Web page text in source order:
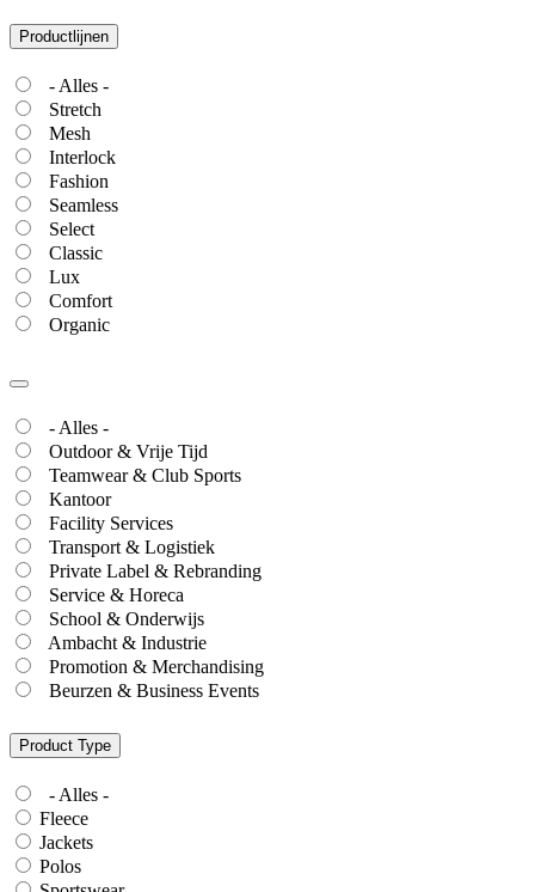
Productlijnen
- Alles -
Stretch
Mesh
Interlock
Fashion
Seamless
Select
Classic
Lux
Comfort
Organic
- Alles -
Outdoor & Vrije Tijd
Teamwear & Club Sports
Kantoor
Facility Services
Transport & Logistiek
Private Label & Rebranding
Service & Horeca
School & Onderwijs
Ambacht & Industrie
Promotion & Merchandising
Beurzen & Business Events
Product Type
- Alles -
Fleece
Jackets
Polos